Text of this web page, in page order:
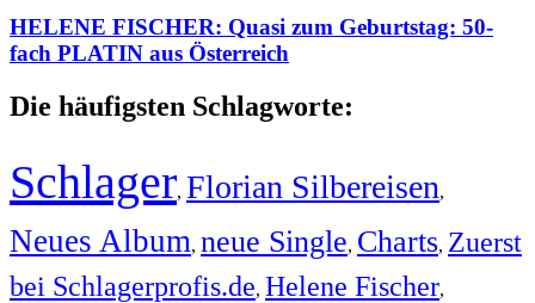
HELENE FISCHER: Quasi zum Geburtstag: 50-
fach PLATIN aus Österreich
Die häufigsten Schlagworte:
Schlager, Florian Silbereisen,
Neues Album, neue Single, Charts, Zuerst
bei Schlagerprofis.de, Helene Fischer,